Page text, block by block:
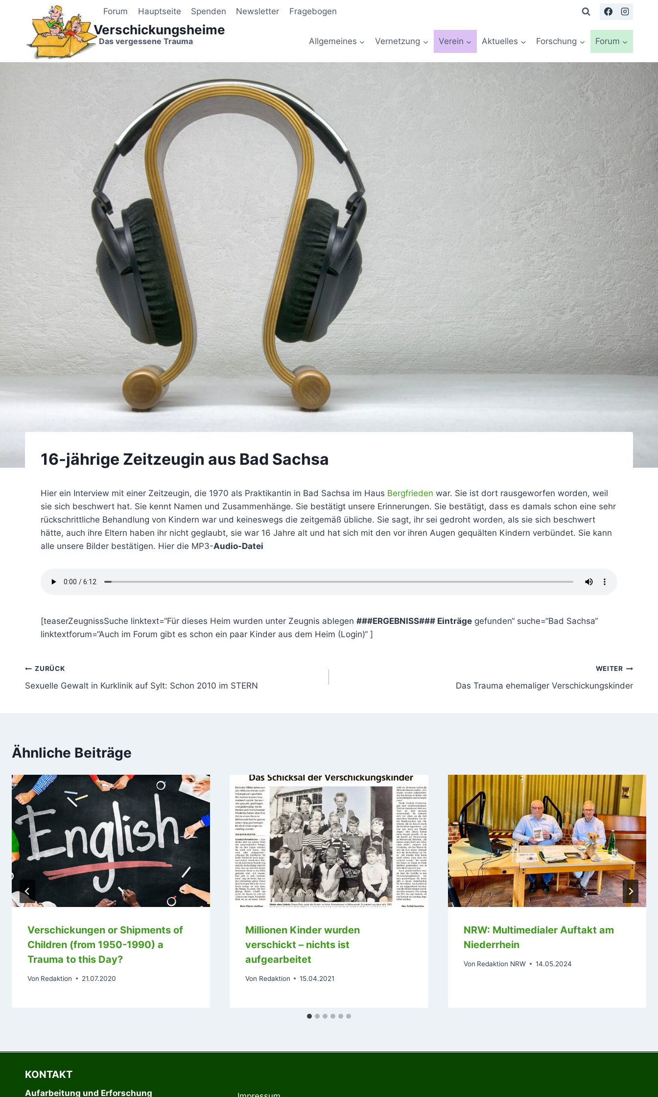
Forum Hauptseite Spenden Newsletter Fragebogen
Verschickungsheime
Das vergessene Trauma Allgemeines Vernetzung Verein Aktuelles Forschung Forum
16-jährige Zeitzeugin aus Bad Sachsa
Hier ein Interview mit einer Zeitzeugin, die 1970 als Praktikantin in Bad Sachsa im Haus Bergfrieden war. Sie ist dort rausgeworfen worden, weil
sie sich beschwert hat. Sie kennt Namen und Zusammenhänge. Sie bestätigt unsere Erinnerungen. Sie bestätigt, dass es damals schon eine sehr
rückschrittliche Behandlung von Kindern war und keineswegs die zeitgemäß übliche. Sie sagt, ihr sei gedroht worden, als sie sich beschwert
hätte, auch ihre Eltern haben ihr nicht geglaubt, sie war 16 Jahre alt und hat sich mit den vor ihren Augen gequälten Kindern verbündet. Sie kann
alle unsere Bilder bestätigen. Hier die MP3-Audio-Datei
[teaserZeugnissSuche linktext=“Für dieses Heim wurden unter Zeugnis ablegen ###ERGEBNISS### Einträge gefunden“ suche=“Bad Sachsa“
linktextforum=“Auch im Forum gibt es schon ein paar Kinder aus dem Heim (Login)“ ]
Beitragsnavigation
ZURÜCK
Sexuelle Gewalt in Kurklinik auf Sylt: Schon 2010 im STERN
WEITER
Das Trauma ehemaliger Verschickungskinder
Ähnliche Beiträge
Verschickungen or Shipments of
Children (from 1950-1990) a
Trauma to this Day?
Von Redaktion 21.07.2020
Millionen Kinder wurden
verschickt – nichts ist
aufgearbeitet
Von Redaktion 15.04.2021
NRW: Multimedialer Auftakt am
Niederrhein
Von Redaktion NRW 14.05.2024
KONTAKT
Aufarbeitung und Erforschung